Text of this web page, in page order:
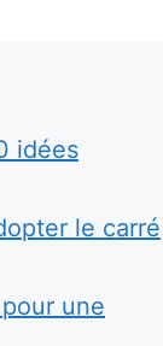
idées
le carré
une